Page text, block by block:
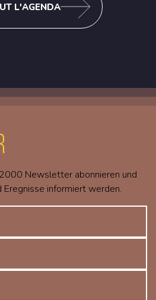
L'AGENDA
Newsletter abonnieren und
Eregnisse informiert werden.